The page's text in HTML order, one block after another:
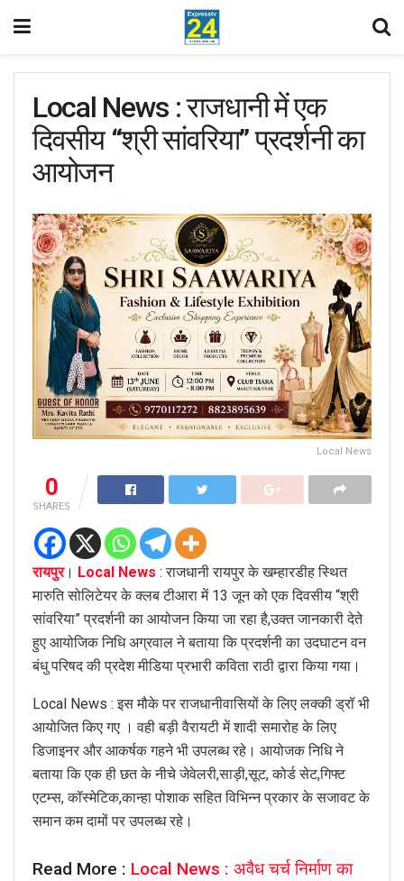
Local News : राजधानी में एक
दिवसीय “श्री सांवरिया” प्रदर्शनी का
आयोजन
Local News
0
SHARES
रायपुर। Local News : राजधानी रायपुर के खम्हारडीह स्थित
मारुति सोलिटेयर के क्लब टीआरा में 13 जून को एक दिवसीय “श्री
सांवरिया” प्रदर्शनी का आयोजन किया जा रहा है,उक्त जानकारी देते
हुए आयोजिक निधि अग्रवाल ने बताया कि प्रदर्शनी का उदघाटन वन
बंधु परिषद की प्रदेश मीडिया प्रभारी कविता राठी द्वारा किया गया।
Local News : इस मौके पर राजधानीवासियों के लिए लक्की ड्रॉ भी
आयोजित किए गए । वही बड़ी वैरायटी में शादी समारोह के लिए
डिजाइनर और आकर्षक गहने भी उपलब्ध रहे। आयोजक निधि ने
बताया कि एक ही छत के नीचे जेवेलरी,साड़ी,सूट, कोर्ड सेट,गिफ्ट
एटम्स, कॉस्मेटिक,कान्हा पोशाक सहित विभिन्न प्रकार के सजावट के
समान कम दामों पर उपलब्ध रहे।
Read More : Local News : अवैध चर्च निर्माण का